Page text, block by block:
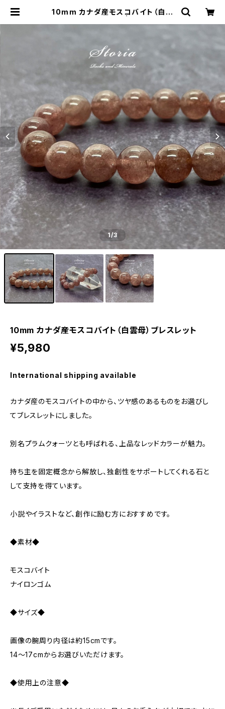
10mm カナダ産モスコバイト（白雲
1/3
10mm カナダ産モスコバイト（白雲母）ブレスレット
¥5,980
International shipping available
カナダ産のモスコバイトの中から、ツヤ感のあるものをお選びし
てブレスレットにしました。
別名プラムクォーツとも呼ばれる、上品なレッドカラーが魅力。
持ち主を固定概念から解放し、独創性をサポートしてくれる石と
して支持を得ています。
小説やイラストなど、創作に励む方におすすめです。
◆素材◆
モスコバイト
ナイロンゴム
◆サイズ◆
画像の腕周り内径は約15cmです。
14～17cmからお選びいただけます。
◆使用上の注意◆